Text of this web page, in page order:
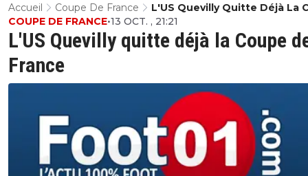
Accueil Coupe De France
L'US Quevilly Quitte Déjà La
De France
L'US Quevilly quitte déjà la Coupe
France
COUPE DE FRANCE•13 OCT. , 21:21